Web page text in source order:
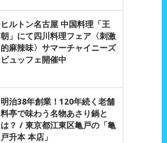
ヒルトン名古屋 中国料理「王
朝」にて四川料理フェア〈刺激
的麻辣味〉サマーチャイニーズ
ビュッフェ開催中
明治38年創業！120年続く老舗
料亭で味わう名物あさり鍋と
は？ / 東京都江東区亀戸の「亀
戸升本 本店」